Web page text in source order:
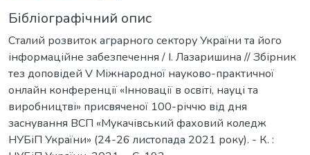
Бібліографічний опис
Сталий розвиток аграрного сектору України та його
інформаційне забезпечення / І. Лазаришина // Збірник
тез доповідей V Міжнародної науково-практичної
онлайн конференції «Інновації в освіті, науці та
виробництві» присвяченої 100-річчю від дня
заснування ВСП «Мукачівський фаховий коледж
НУБіП України» (24-26 листопада 2021 року). - К. :